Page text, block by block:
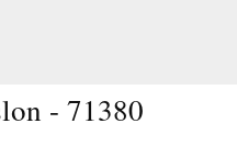
- 71380